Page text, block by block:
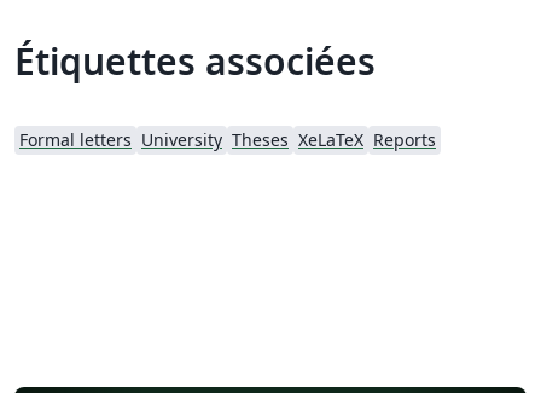
Étiquettes associées
Formal letters University Theses XeLaTeX Reports